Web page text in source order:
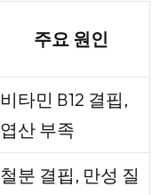
주요 원인
비타민 B12 결핍,
엽산 부족
철분 결핍, 만성 질